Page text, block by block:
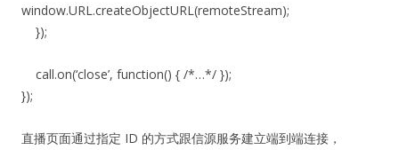
window.URL.createObjectURL(remoteStream);
});
call.on(‘close’, function() { /*…*/ });
});
直播页面通过指定 ID 的方式跟信源服务建立端到端连接，